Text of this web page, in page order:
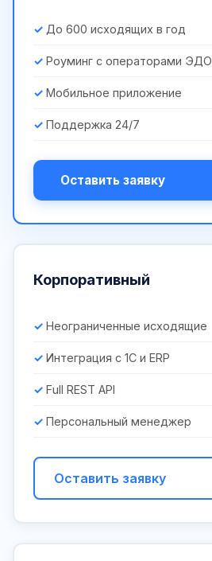
До 600 исходящих в год
Роуминг с операторами ЭДО
Мобильное приложение
Поддержка 24/7
Оставить заявку
Корпоративный
Неограниченные исходящие
Интеграция с 1С и ERP
Full REST API
Персональный менеджер
Оставить заявку